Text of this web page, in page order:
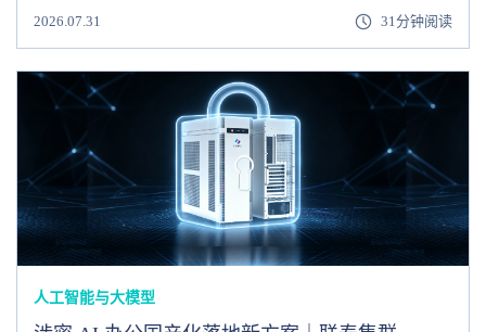
2026.07.31 31分钟阅读
人工智能与大模型